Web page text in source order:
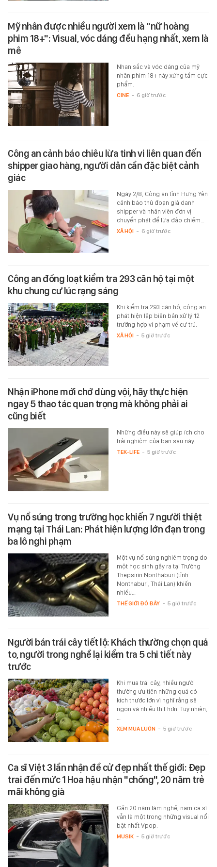
Mỹ nhân được nhiều người xem là "nữ hoàng
phim 18+": Visual, vóc dáng đều hạng nhất, xem là
mê
Nhan sắc và vóc dáng của mỹ
nhân phim 18+ này xứng tầm cực
phẩm.
CINE - 6 giờ trước
Công an cảnh báo chiêu lừa tinh vi liên quan đến
shipper giao hàng, người dân cần đặc biệt cảnh
giác
Ngày 2/8, Công an tỉnh Hưng Yên
cảnh báo thủ đoạn giả danh
shipper và nhân viên đơn vị
chuyển phát để lừa đảo chiếm…
XÃ HỘI - 6 giờ trước
Công an đồng loạt kiểm tra 293 căn hộ tại một
khu chung cư lúc rạng sáng
Khi kiểm tra 293 căn hộ, công an
phát hiện lập biên bản xử lý 12
trường hợp vi phạm về cư trú.
XÃ HỘI - 5 giờ trước
Nhận iPhone mới chớ dùng vội, hãy thực hiện
ngay 5 thao tác quan trọng mà không phải ai
cũng biết
Những điều này sẽ giúp ích cho
trải nghiệm của bạn sau này.
TEK-LIFE - 5 giờ trước
Vụ nổ súng trong trường học khiến 7 người thiệt
mạng tại Thái Lan: Phát hiện lượng lớn đạn trong
ba lô nghi phạm
Một vụ nổ súng nghiêm trọng do
một học sinh gây ra tại Trường
Thepsirin Nonthaburi (tỉnh
Nonthaburi, Thái Lan) khiến
nhiều…
THẾ GIỚI ĐÓ ĐÂY - 5 giờ trước
Người bán trái cây tiết lộ: Khách thường chọn quả
to, người trong nghề lại kiểm tra 5 chi tiết này
trước
Khi mua trái cây, nhiều người
thường ưu tiên những quả có
kích thước lớn vì nghĩ rằng sẽ
ngon và nhiều thịt hơn. Tuy nhiên,
XEM MUA LUÔN - 5 giờ trước
Ca sĩ Việt 3 lần nhận đề cử đẹp nhất thế giới: Đẹp
trai đến mức 1 Hoa hậu nhận "chồng", 20 năm trẻ
mãi không già
Gần 20 năm làm nghề, nam ca sĩ
vẫn là một trong những visual nổi
bật nhất Vpop.
MUSIK - 5 giờ trước